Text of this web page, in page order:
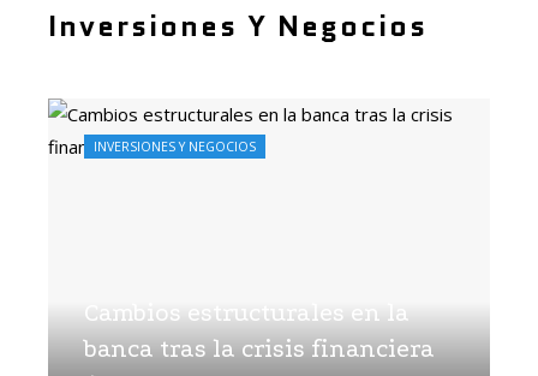
Inversiones Y Negocios
Cambios estructurales en la
banca tras la crisis financiera
INVERSIONES Y NEGOCIOS